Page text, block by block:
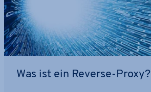
Was ist ein Reverse-Proxy?